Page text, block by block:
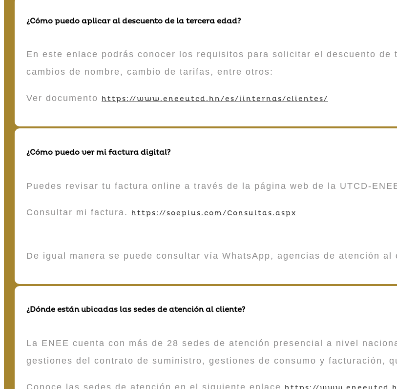
¿Cómo puedo aplicar al descuento de la tercera edad?
En este enlace podrás conocer los requisitos para solicitar el descuento
cambios de nombre, cambio de tarifas, entre otros:
Ver documento https://www.eneeutcd.hn/es/iinternas/clientes/
¿Cómo puedo ver mi factura digital?
Puedes revisar tu factura online a través de la página web de la UTCD-
Consultar mi factura. https://soeplus.com/Consultas.aspx
De igual manera se puede consultar vía WhatsApp, agencias de atención
¿Dónde están ubicadas las sedes de atención al cliente?
La ENEE cuenta con más de 28 sedes de atención presencial a nivel
gestiones del contrato de suministro, gestiones de consumo y facturación,
Conoce las sedes de atención en el siguiente enlace